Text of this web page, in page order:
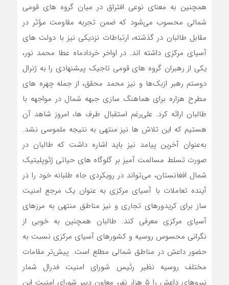
همچنین به معنای نوعی افتراق در میان گروه ‌های قومی
شمالی محسوب می‌شود که ضمن تجربه مقاومت مؤثر در
مقابل طالبان در گذشته، ارتباطات نزدیکی نیز با دولت ‌های
آسیای مرکزی داشته‌ اند. در اواخر خردادماه عطا محمد نور،
یکی از رهبران گروه‌ های قومی تاجیک پیشنهادی را به ژنرال
دوستم رهبر ازبک‌ها و نیز محمد محقق، از جمله چهره ‌های
مطرح هزاره برای هماهنگ‌ سازی جبهه شمال در مواجهه با
طالبان ارائه کرد. علی‌رغم استقبال طرف‌ ها، امروز شاهد آن
هستیم که این تلاش‌ ها نیز منتهی به نتیجه ملموسی نشد.
به‌عنوان آخرین پیامد نیز باید اشاره داشت که طالبان در
صورت تسلط مسالمت‌ آمیز بر گلوگاه ‌های حیاتی ژئوپلیتیک
شمال افغانستان، می‌تواند در رویکردی جاه‌ طلبانه خود را در
آینده تعاملات با آسیای مرکزی به ‌عنوان یک مرجع امنیت‌
ساز برای کریدورهای تجاری و نیز مناطق منتهی به مرزهای
آسیای مرکزی معرفی کند. طالبان همچنین به خوبی از
نگرانی محسوس روسیه و کشورهای آسیای مرکزی نسبت به
حضور داعش در مناطق شمالی مطلع است. پیش‌تر مقامات
مختلف روسیه نظیر رئیس شورای امنیت فدرال شمار
نیروهای داعش را ۵ هزار نفر، معاون دبیر شورای امنیت این